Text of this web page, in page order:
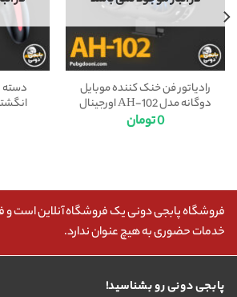
رادیاتور فن خنک کننده موبایل
دوگانه مدل AH-102 اورجینال
0تومان
فروشگاه پابجی دونی یک فروشگاه آنلاین است و
خدمات حضوری به هیچ عنوان ندارد.
پابجی دونی رو بشناسید!